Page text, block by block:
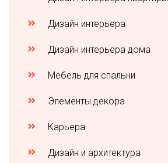
Дизайн интерьера
Дизайн интерьера дома
Мебель для спальни
Элементы декора
Карьера
Дизайн и архитектура